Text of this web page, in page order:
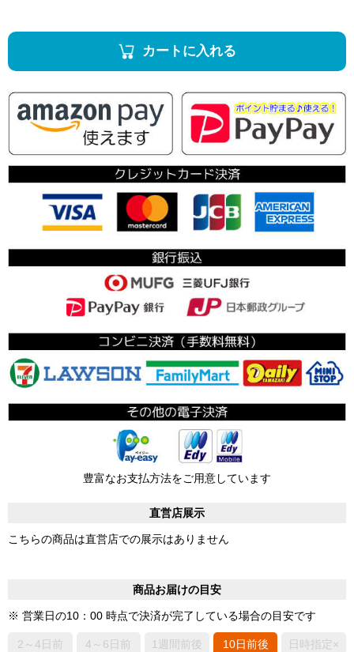
カートに入れる
豊富なお支払方法をご用意しています
直営店展示
こちらの商品は直営店での展示はありません
商品お届けの目安
※ 営業日の10：00 時点で決済が完了している場合の目安です
2～4日前
4～6日前
1週間前後 10日前後 日時指定×